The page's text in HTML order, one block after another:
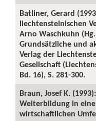
Batliner, Gerard
liechtensteinischen
Arno Waschkuhn
Grundsätzliche und
Verlag der
Gesellschaft
Bd. 16), S. 281-300.
Braun, Josef K.
Weiterbildung in
wirtschaftlichen